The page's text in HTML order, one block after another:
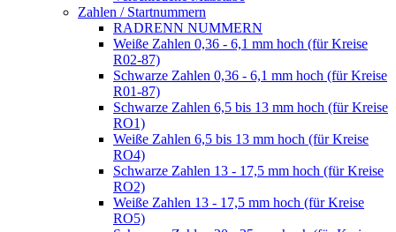
Zahlen / Startnummern
RADRENN NUMMERN
Weiße Zahlen 0,36 - 6,1 mm hoch (für Kreise
R02-87)
Schwarze Zahlen 0,36 - 6,1 mm hoch (für Kreise
R01-87)
Schwarze Zahlen 6,5 bis 13 mm hoch (für Kreise
RO1)
Weiße Zahlen 6,5 bis 13 mm hoch (für Kreise
RO4)
Schwarze Zahlen 13 - 17,5 mm hoch (für Kreise
RO2)
Weiße Zahlen 13 - 17,5 mm hoch (für Kreise
RO5)